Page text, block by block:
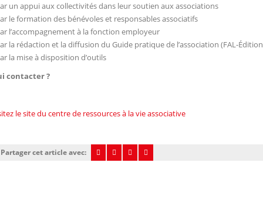
un appui aux collectivités dans leur soutien aux associations
le formation des bénévoles et responsables associatifs
l’accompagnement à la fonction employeur
la rédaction et la diffusion du Guide pratique de l’association (FAL-
la mise à disposition d’outils
contacter ?
le site du centre de ressources à la vie associative
Partager cet article avec: